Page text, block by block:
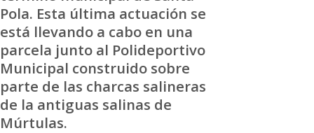
Pola. Esta última actuación se
está llevando a cabo en una
parcela junto al Polideportivo
Municipal construido sobre
parte de las charcas salineras
de la antiguas salinas de
Múrtulas.